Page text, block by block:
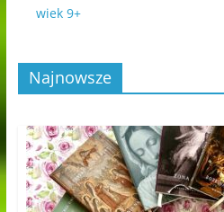
wiek 9+
Najnowsze